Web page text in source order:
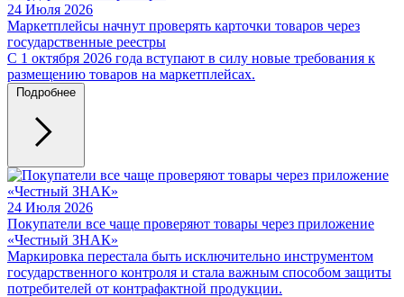
24 Июля 2026
Маркетплейсы начнут проверять карточки товаров через
государственные реестры
С 1 октября 2026 года вступают в силу новые требования к
размещению товаров на маркетплейсах.
Подробнее
24 Июля 2026
Покупатели все чаще проверяют товары через приложение
«Честный ЗНАК»
Маркировка перестала быть исключительно инструментом
государственного контроля и стала важным способом защиты
потребителей от контрафактной продукции.